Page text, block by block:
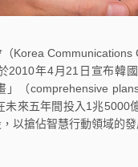
Communications
2010年4月21日宣布韓
」（comprehensive
未來五年間投入1兆5000
以搶佔智慧行動領域的發